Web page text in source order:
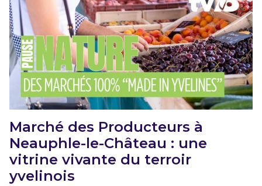
Marché des Producteurs à
Neauphle-le-Château : une
vitrine vivante du terroir
yvelinois